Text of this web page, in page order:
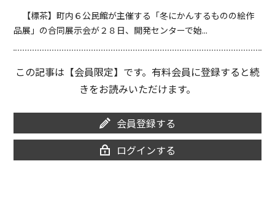
【標茶】町内６公民館が主催する「冬にかんするものの絵作
品展」の合同展示会が２８日、開発センターで始...
この記事は【会員限定】です。有料会員に登録すると続
きをお読みいただけます。
会員登録する
ログインする